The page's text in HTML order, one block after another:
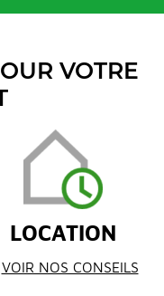
VOTRE
LOCATION
VOIR NOS CONSEILS